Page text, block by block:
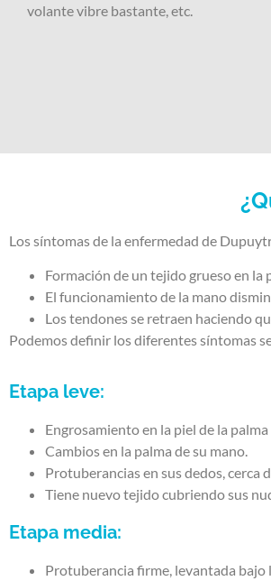
volante vibre bastante, etc.
Los síntomas de la enfermedad de
Formación de un tejido grueso en la
El funcionamiento de la mano
Los tendones se retraen haciendo
Podemos definir los diferentes síntomas
Etapa leve:
Engrosamiento en la piel de la palma
Cambios en la palma de su mano.
Protuberancias en sus dedos, cerca
Tiene nuevo tejido cubriendo sus
Etapa media:
Protuberancia firme, levantada bajo